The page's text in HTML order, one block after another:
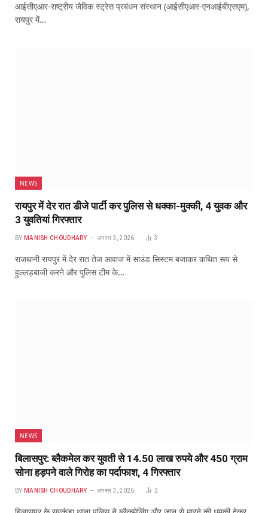
आईसीएआर-राष्ट्रीय जैविक स्ट्रेस प्रबंधन संस्थान (आईसीएआर-एनआईबीएसएम),
रायपुर में…
NEWS
रायपुर में देर रात डीजे पार्टी कर पुलिस से धक्का-मुक्की, 4 युवक और
3 युवतियां गिरफ्तार
BY MANISH CHOUDHARY अगस्त 3, 2026 3
राजधानी रायपुर में देर रात तेज आवाज में साउंड सिस्टम बजाकर कथित रूप से
हुल्लड़बाजी करने और पुलिस टीम के…
NEWS
बिलासपुर: ब्लैकमेल कर युवती से 14.50 लाख रुपये और 450 ग्राम
सोना हड़पने वाले गिरोह का पर्दाफाश, 4 गिरफ्तार
BY MANISH CHOUDHARY अगस्त 3, 2026 2